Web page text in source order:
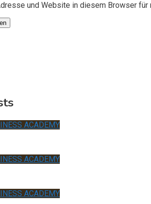
und Website in diesem Browser
ACADEMY
ACADEMY
ACADEMY